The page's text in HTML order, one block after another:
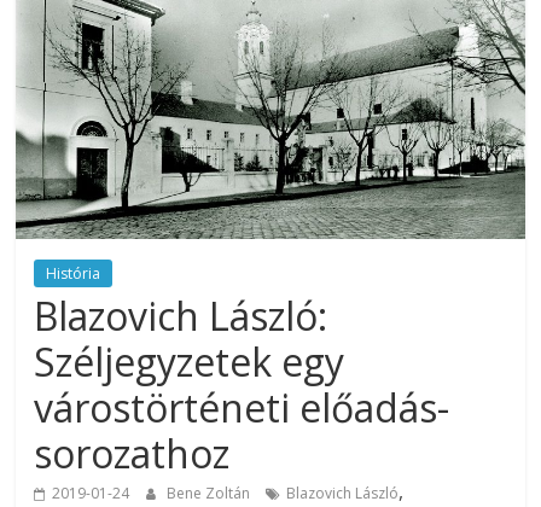
História
Blazovich László:
Széljegyzetek egy
várostörténeti előadás-
sorozathoz
2019-01-24 Bene Zoltán Blazovich László,